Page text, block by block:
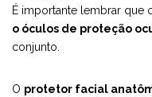
É importante lembrar que
o óculos de proteção
conjunto.
O protetor facial